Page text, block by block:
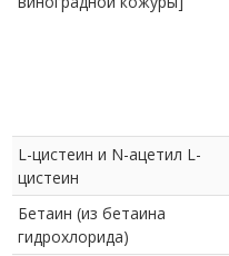
L-цистеин и N-ацетил L-
цистеин
Бетаин (из бетаина
гидрохлорида)